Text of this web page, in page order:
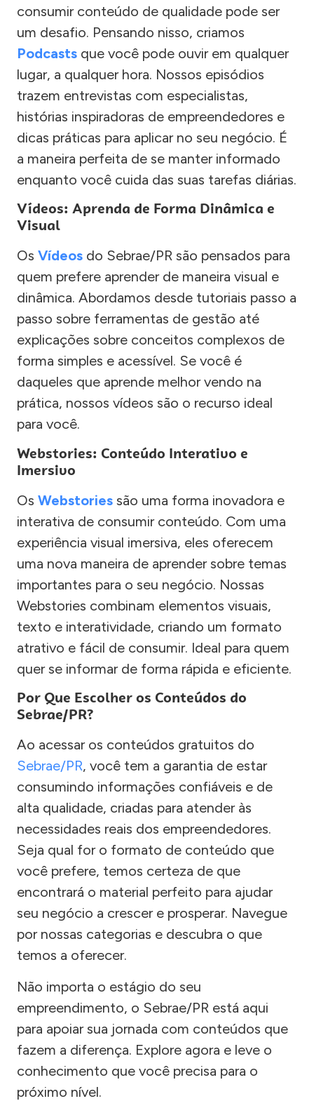
consumir conteúdo de qualidade pode ser
um desafio. Pensando nisso, criamos
Podcasts que você pode ouvir em qualquer
lugar, a qualquer hora. Nossos episódios
trazem entrevistas com especialistas,
histórias inspiradoras de empreendedores e
dicas práticas para aplicar no seu negócio. É
a maneira perfeita de se manter informado
enquanto você cuida das suas tarefas diárias.
Vídeos: Aprenda de Forma Dinâmica e
Visual
Os Vídeos do Sebrae/PR são pensados para
quem prefere aprender de maneira visual e
dinâmica. Abordamos desde tutoriais passo a
passo sobre ferramentas de gestão até
explicações sobre conceitos complexos de
forma simples e acessível. Se você é
daqueles que aprende melhor vendo na
prática, nossos vídeos são o recurso ideal
para você.
Webstories: Conteúdo Interativo e
Imersivo
Os Webstories são uma forma inovadora e
interativa de consumir conteúdo. Com uma
experiência visual imersiva, eles oferecem
uma nova maneira de aprender sobre temas
importantes para o seu negócio. Nossas
Webstories combinam elementos visuais,
texto e interatividade, criando um formato
atrativo e fácil de consumir. Ideal para quem
quer se informar de forma rápida e eficiente.
Por Que Escolher os Conteúdos do
Sebrae/PR?
Ao acessar os conteúdos gratuitos do
Sebrae/PR, você tem a garantia de estar
consumindo informações confiáveis e de
alta qualidade, criadas para atender às
necessidades reais dos empreendedores.
Seja qual for o formato de conteúdo que
você prefere, temos certeza de que
encontrará o material perfeito para ajudar
seu negócio a crescer e prosperar. Navegue
por nossas categorias e descubra o que
temos a oferecer.
Não importa o estágio do seu
empreendimento, o Sebrae/PR está aqui
para apoiar sua jornada com conteúdos que
fazem a diferença. Explore agora e leve o
conhecimento que você precisa para o
próximo nível.